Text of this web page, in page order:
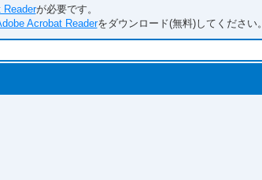
Readerが必要です。
Acrobat Readerをダウンロード(無料)してください。